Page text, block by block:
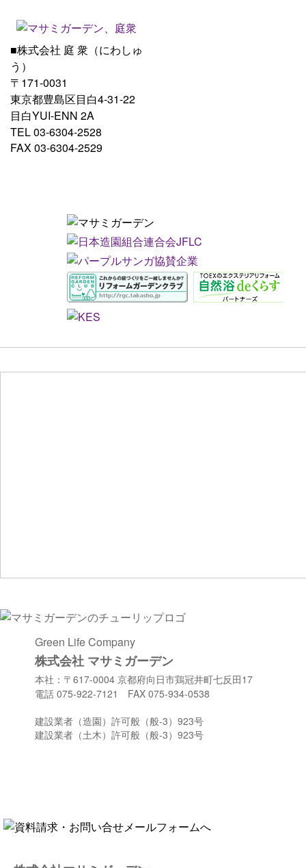
■株式会社 庭 衆（にわしゅ
う）
〒171-0031
東京都豊島区目白4-31-22
目白YUI-ENN 2A
TEL 03-6304-2528
FAX 03-6304-2529
Green Life Company
株式会社 マサミガーデン
本社：〒617-0004 京都府向日市鶏冠井町七反田17
電話 075-922-7121 FAX 075-934-0538
建設業者（造園）許可般（般-3）923号
建設業者（土木）許可般（般-3）923号